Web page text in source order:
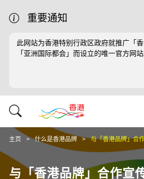
重要通知
此网站为香港特别行政区政府就推广「
「亚洲国际都会」而设立的唯一官方网站
主页 什么是香港品牌 与「香港品牌」合
与「香港品牌」合作宣